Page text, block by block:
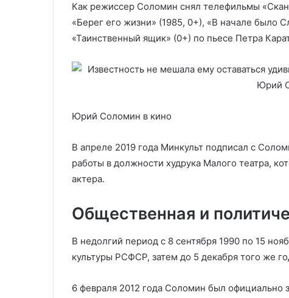
Как режиссер Соломин снял телефильмы
«Берег его жизни» (1985, 0+), «В начале было
«Таинственный ящик» (0+) по пьесе Петра
Юрий Соломин в кино
В апреле 2019 года Минкульт подписал с
работы в должности худрука Малого театра,
актера.
Общественная и
В недолгий период с 8 сентября 1990 по 15
культуры РСФСР, затем до 5 декабря того же
6 февраля 2012 года Соломин был официально